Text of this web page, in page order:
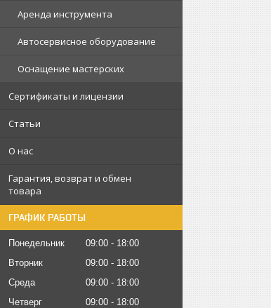
Аренда инструмента
Автосервисное оборудование
Оснащение мастерских
Сертификаты и лицензии
Статьи
О нас
Гарантия, возврат и обмен
товара
ГРАФИК РАБОТЫ
Понедельник 09:00
18:00
Вторник
09:00
18:00
Среда
09:00
18:00
Четверг
09:00
18:00